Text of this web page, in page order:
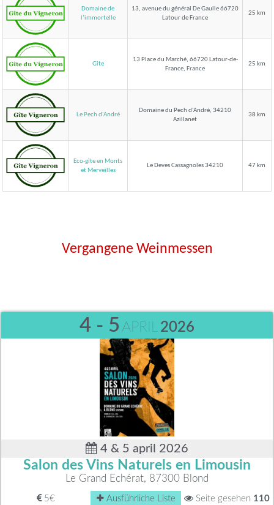
Domaine de
l’immortelle
13, avenue du général De Gaulle 66720
Latour de France
25 km
Gîte
13 Place du Marché, 66720 Latour-de-
France, France
25 km
Le Pech d'André
Domaine du Pech d'André, 34210
Azillanet
38 km
Eco-gîte en Monts
et Merveilles
Le Deves Cassagnoles 34210 47 km
Vergangene Weinmessen
4 - 5 APRIL 2026
4 & 5 april 2026
Salon des Vins Naturels en Limousin
Le Grand Echérat, 87300 Blond
5€ Ausführliche Liste Seite gesehen 110